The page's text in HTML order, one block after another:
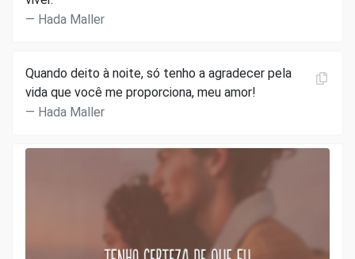
Hada Maller
Quando deito à noite, só tenho a agradecer pela
vida que você me proporciona, meu amor!
Hada Maller